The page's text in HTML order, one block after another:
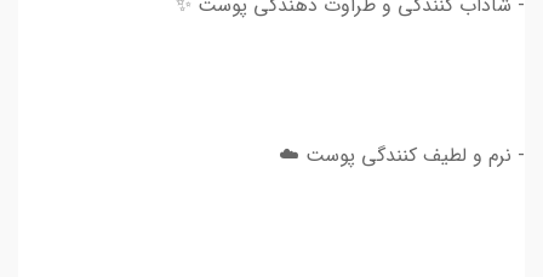
- نرم و لطیف کنندگی پوست ☁️